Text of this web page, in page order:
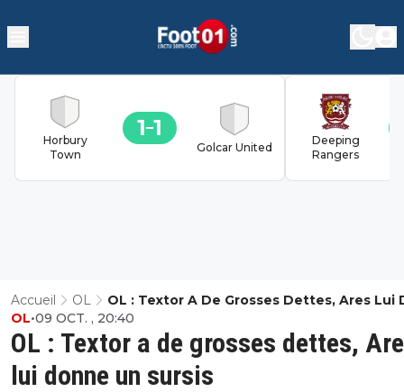
Horbury
Town
1 1
Golcar United
Deeping
Rangers
Accueil OL
OL : Textor A De Grosses Dettes, Ares Lui
Un Sursis
OL : Textor a de grosses dettes,
lui donne un sursis
OL•09 OCT. , 20:40